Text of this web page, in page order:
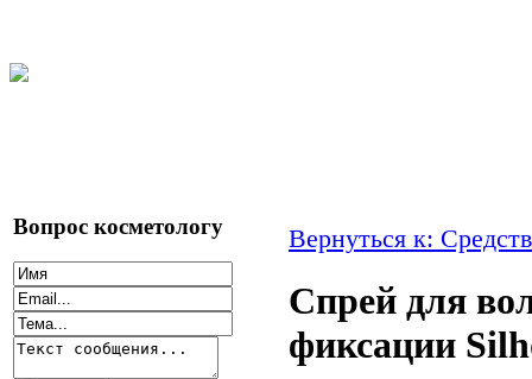
Вопрос косметологу Вернуться к:
Спрей для
фиксации